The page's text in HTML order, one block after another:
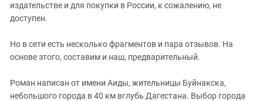
издательстве и для покупки в России, к сожалению, не
доступен.
Но в сети есть несколько фрагментов и пара отзывов. На
основе этого, составим и наш, предварительный.
Роман написан от имени Аиды, жительницы Буйнакска,
небольшого города в 40 км вглубь Дагестана. Выбор города